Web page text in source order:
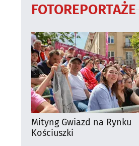
FOTOREPORTAŻE
Mityng Gwiazd na Rynku
Kościuszki